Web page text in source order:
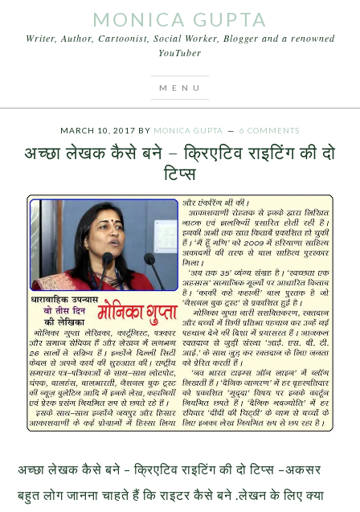
MONICA GUPTA
Writer, Author, Cartoonist, Social Worker, Blogger and a renowned
YouTuber
MARCH 10, 2017 BY MONICA GUPTA 6 COMMENTS
अच्छा लेखक कैसे बने – क्रिएटिव राइटिंग की दो
टिप्स
अच्छा लेखक कैसे बने – क्रिएटिव राइटिंग की दो टिप्स –अकसर
बहुत लोग जानना चाहते हैं कि राइटर कैसे बने .लेखन के लिए क्या